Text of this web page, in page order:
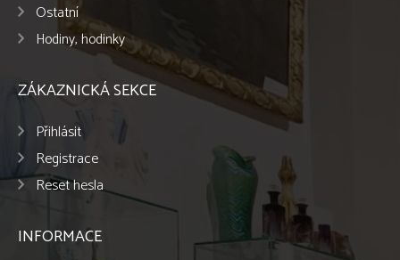
Ostatní
Hodiny, hodinky
ZÁKAZNICKÁ SEKCE
Přihlásit
Registrace
Reset hesla
INFORMACE